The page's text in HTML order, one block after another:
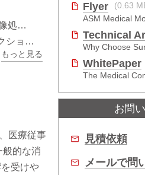
ョン
キー
える。
もっと見る
医療従事
般的な消
受けや
Flyer
(0.63
Technical
Why Choose
WhitePaper
お問
見積依頼
メールで問